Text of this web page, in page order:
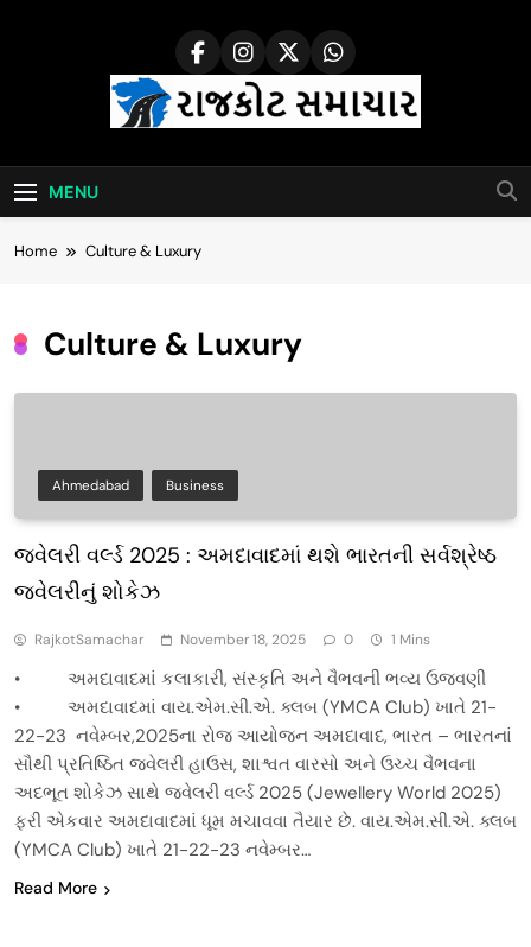
Rajkot Samachar
MENU
Home Culture & Luxury
Culture & Luxury
Ahmedabad Business
જ્વેલરી વર્લ્ડ 2025 : અમદાવાદમાં થશે ભારતની સર્વશ્રેષ્ઠ
જ્વેલરીનું શોકેઝ
RajkotSamachar November 18, 2025 0 1 Mins
• અમદાવાદમાં કલાકારી, સંસ્કૃતિ અને વૈભવની ભવ્ય ઉજવણી
• અમદાવાદમાં વાય.એમ.સી.એ. ક્લબ (YMCA Club) ખાતે 21-
22-23 નવેમ્બર,2025ના રોજ આયોજન અમદાવાદ, ભારત – ભારતનાં
સૌથી પ્રતિષ્ઠિત જ્વેલરી હાઉસ, શાશ્વત વારસો અને ઉચ્ચ વૈભવના
અદભૂત શોકેઝ સાથે જ્વેલરી વર્લ્ડ 2025 (Jewellery World 2025)
ફરી એકવાર અમદાવાદમાં ધૂમ મચાવવા તૈયાર છે. વાય.એમ.સી.એ. ક્લબ
(YMCA Club) ખાતે 21-22-23 નવેમ્બર…
Read More